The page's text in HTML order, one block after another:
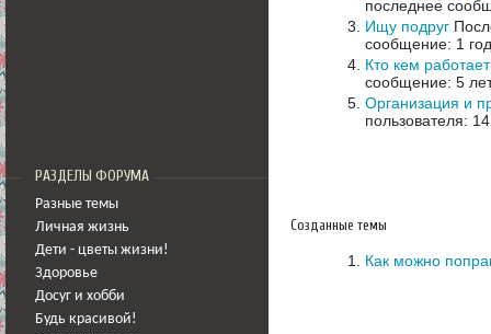
РАЗДЕЛЫ ФОРУМА
Разные темы
Личная жизнь
Дети - цветы жизни!
Здоровье
Досуг и хобби
Будь красивой!
последнее
Ищу подруг
сообщение: 1
Кто кем работает
сообщение: 5
Организация и
пользователя:
Созданные темы
Как можно